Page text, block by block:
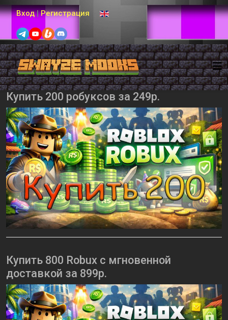
Вход | Регистрация Выберите язык
Купить 200 робуксов за 249р.
Купить 800 Robux с мгновенной
доставкой за 899р.